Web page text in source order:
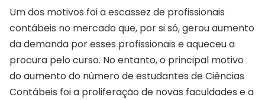
Um dos motivos foi a escassez de profissionais
contábeis no mercado que, por si só, gerou aumento
da demanda por esses profissionais e aqueceu a
procura pelo curso. No entanto, o principal motivo
do aumento do número de estudantes de Ciências
Contábeis foi a proliferação de novas faculdades e a